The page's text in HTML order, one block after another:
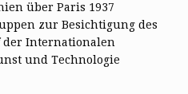
über Paris 1937
zur Besichtigung des
der Internationalen
und Technologie